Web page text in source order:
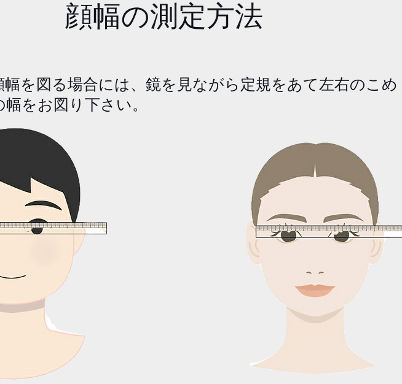
顔幅の測定方法
幅を図る場合には、鏡を見ながら定規をあて左右のこめ
をお図り下さい。